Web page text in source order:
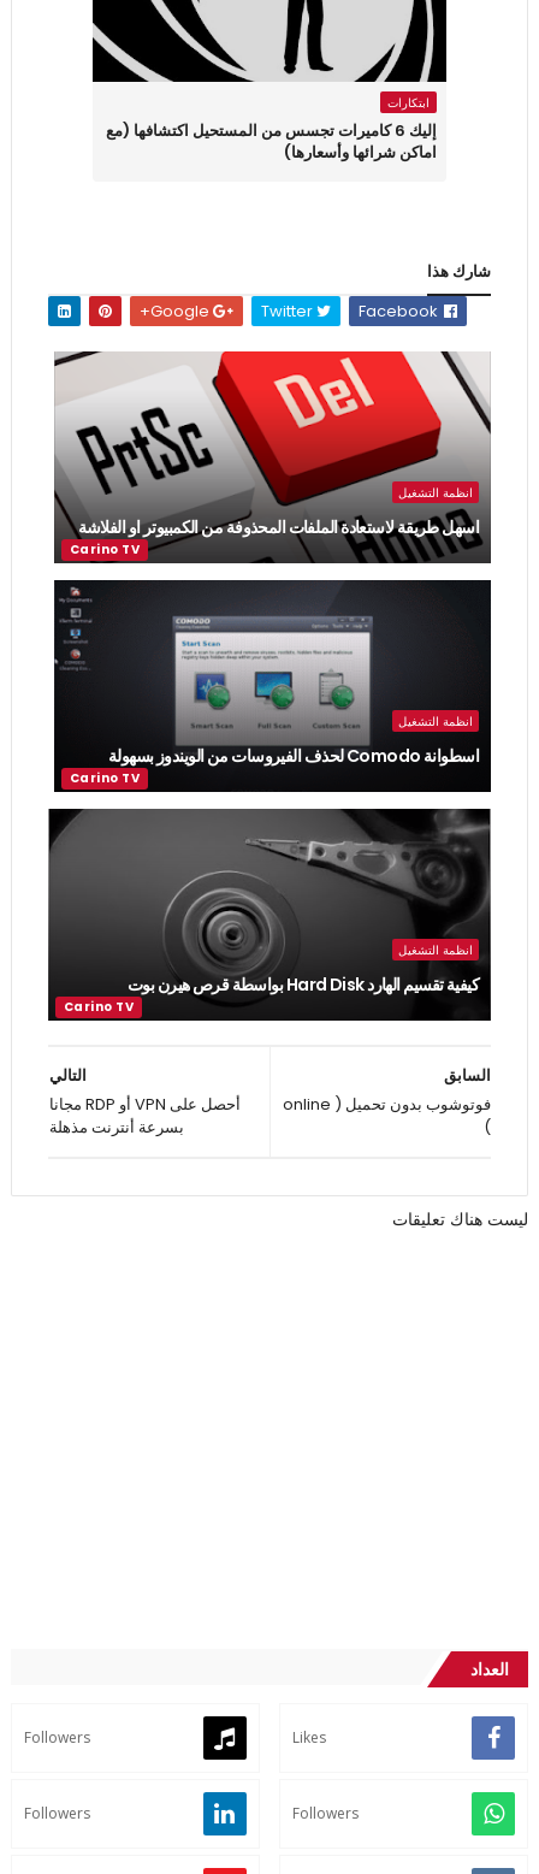
ابتكارات
إليك 6 كاميرات تجسس من المستحيل اكتشافها (مع
اماكن شرائها وأسعارها)
شارك هذا
Twitter
انظمة التشغيل
اسهل طريقة لاستعادة الملفات المحذوفة من الكمبيوتر او الفلاشة
انظمة التشغيل
اسطوانة Comodo لحذف الفيروسات من الويندوز بسهولة
انظمة التشغيل
كيفية تقسيم الهارد Hard Disk بواسطة قرص هيرن بوت
التالي
أحصل على VPN أو RDP مجانا
بسرعة أنترنت مذهلة
السابق
فوتوشوب بدون تحميل ( online
)
ليست هناك تعليقات
العداد
Likes
Followers
Followers
Followers